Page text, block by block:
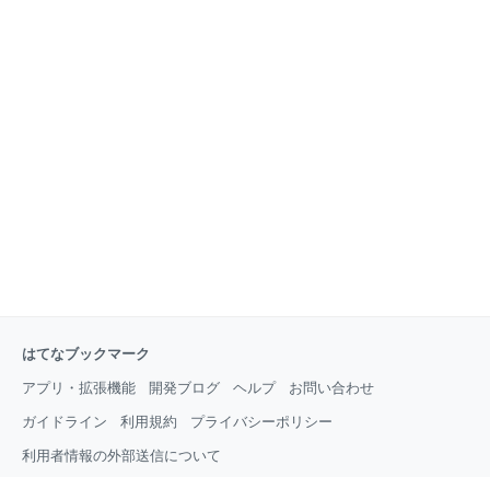
はてなブックマーク
アプリ・拡張機能 開発ブログ ヘルプ お問い合わせ
ガイドライン 利用規約 プライバシーポリシー
利用者情報の外部送信について